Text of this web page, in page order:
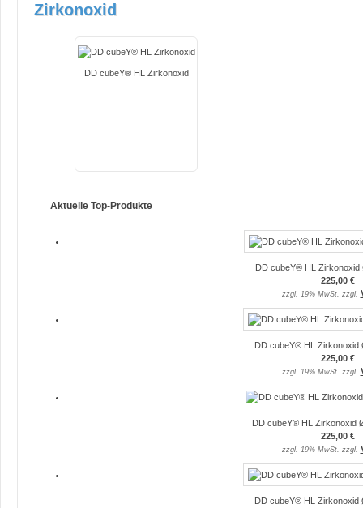
Zirkonoxid
DD cubeY® HL Zirkonoxid
Aktuelle Top-Produkte
DD cubeY® HL Zirkonoxid
225,00 €
zzgl. 19% MwSt. zzgl.
DD cubeY® HL Zirkonoxid
225,00 €
zzgl. 19% MwSt. zzgl.
DD cubeY® HL Zirkonoxid
225,00 €
zzgl. 19% MwSt. zzgl.
DD cubeY® HL Zirkonoxid